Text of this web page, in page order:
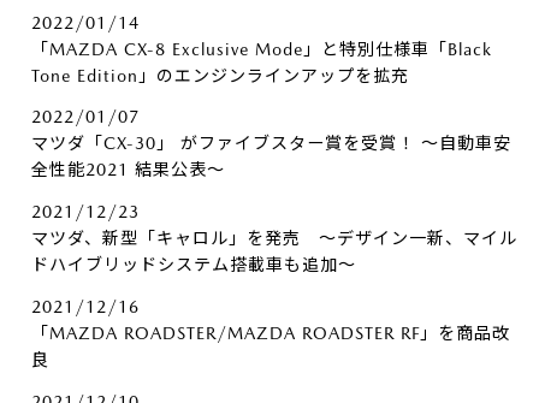
2022/01/14
「MAZDA CX-8 Exclusive Mode」と特別仕様車「Black
Tone Edition」のエンジンラインアップを拡充
2022/01/07
マツダ「CX-30」 がファイブスター賞を受賞！ ～自動車安
全性能2021 結果公表～
2021/12/23
マツダ、新型「キャロル」を発売 ～デザイン一新、マイル
ドハイブリッドシステム搭載車も追加～
2021/12/16
「MAZDA ROADSTER/MAZDA ROADSTER RF」を商品改
良